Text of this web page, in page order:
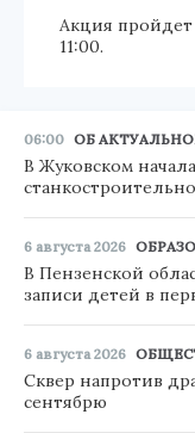
Акция пройдет
11:00.
06:00 ОБ
В Жуковском
6 августа 2026
В Пензенской
записи детей в
6 августа 2026
Сквер напротив
сентябрю